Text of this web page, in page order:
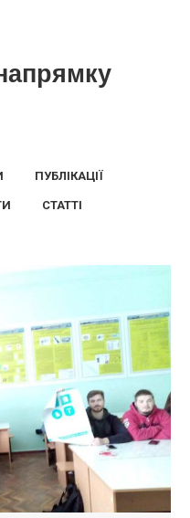
ПУБЛІКАЦІЇ
СТАТТІ